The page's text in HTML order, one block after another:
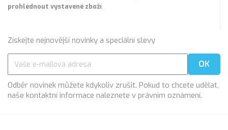
prohlédnout vystavené zboží.
Získejte nejnovější novinky a speciální slevy
Odběr novinek můžete kdykoliv zrušit. Pokud to chcete udělat,
naše kontaktní informace naleznete v právním oznámení.